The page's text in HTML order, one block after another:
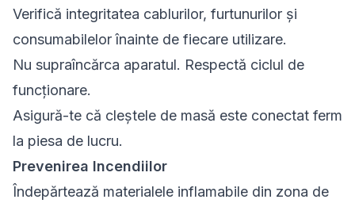
Verifică integritatea cablurilor, furtunurilor și
consumabilelor înainte de fiecare utilizare.
Nu supraîncărca aparatul. Respectă ciclul de
funcționare.
Asigură-te că cleștele de masă este conectat ferm
la piesa de lucru.
Prevenirea Incendiilor
Îndepărtează materialele inflamabile din zona de